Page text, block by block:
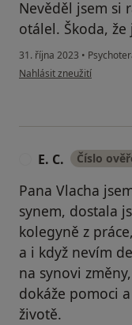
Nevěděl jsem si
otálel. Škoda,
31. října 2023 •
podle názoru uživatele L. K.
Nahlásit zneužití
E. C. Číslo
Pana Vlacha
synem, dostala
kolegyně z
a i když nevím
na synovi
dokáže pomoci
životě.